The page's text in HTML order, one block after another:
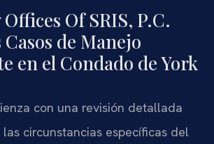
Of SRIS, P.C.
de Manejo
en el Condado de York
con una revisión detallada
circunstancias específicas del